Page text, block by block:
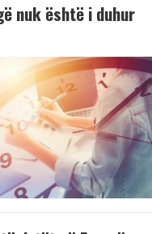
nuk është i duhur